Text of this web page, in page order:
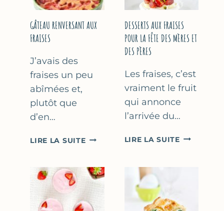
GÂTEAU RENVERSANT AUX
FRAISES
J’avais des
fraises un peu
abîmées et,
plutôt que
d’en…
LIRE LA SUITEGÂTEAU
FRAISES
DESSERTS AUX FRAISES
POUR LA FÊTE DES MÈRES ET
DES PÈRES
Les fraises, c’est
vraiment le fruit
qui annonce
l’arrivée du…
LIRE LA SUITEDESSERTS
DES